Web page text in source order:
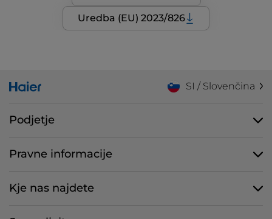
Uredba (EU) 2023/826
SI / Slovenčina
Podjetje
Pravne informacije
Kje nas najdete